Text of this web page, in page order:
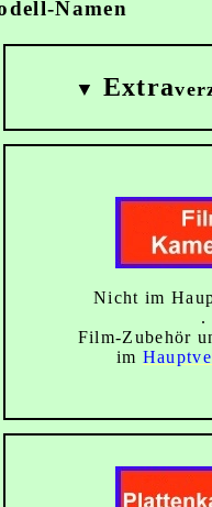
Namen
▼ Extra
Nicht im
.
Film-Zubehör
im